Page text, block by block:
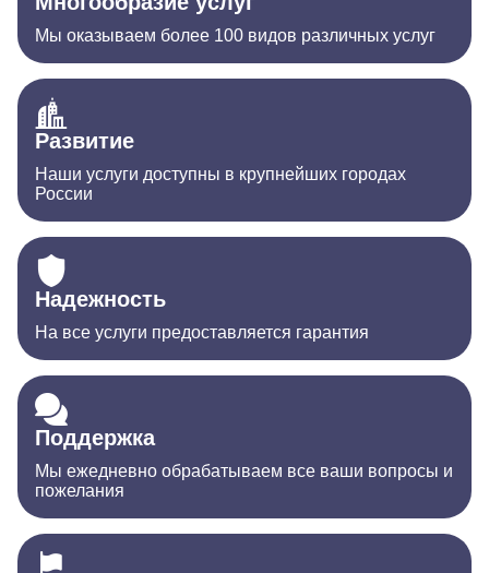
Мы оказываем более 100 видов различных услуг
Развитие
Наши услуги доступны в крупнейших городах
России
Надежность
На все услуги предоставляется гарантия
Поддержка
Мы ежедневно обрабатываем все ваши вопросы и
пожелания